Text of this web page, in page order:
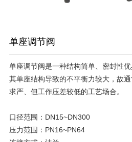
单座调节阀
单座调节阀是一种结构简单、密封性
其单座结构导致的不平衡力较大，故
求严、但工作压差较低的工艺场合。
口径范围：DN15~DN300
压力范围：PN16~PN64